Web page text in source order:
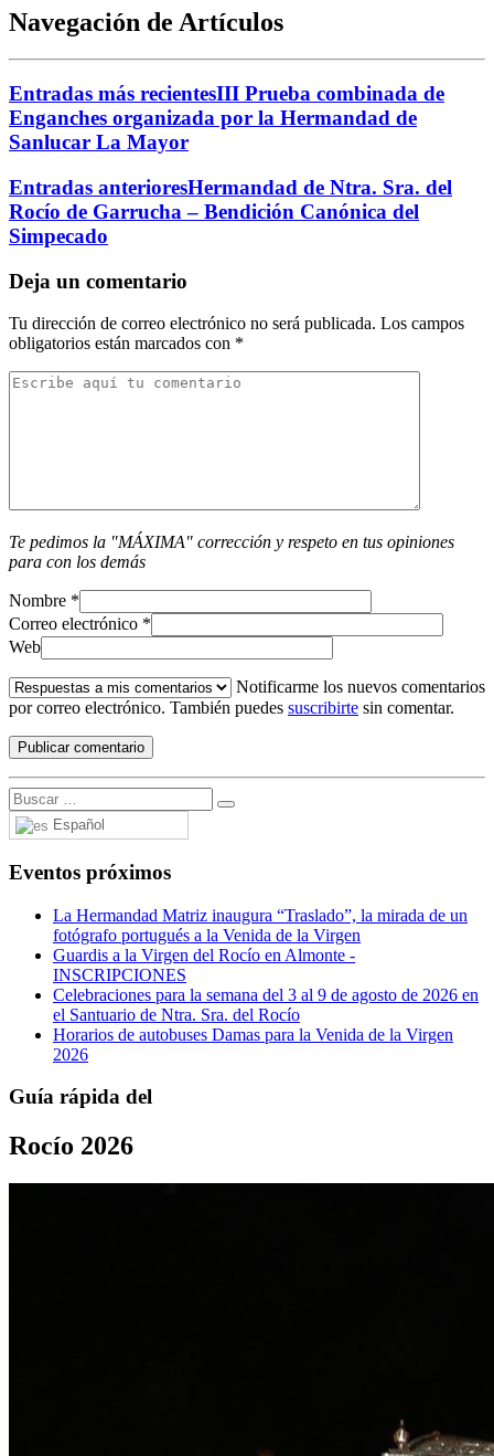
Navegación de Artículos
Entradas más recientesIII Prueba combinada de
Enganches organizada por la Hermandad de
Sanlucar La Mayor
Entradas anterioresHermandad de Ntra. Sra. del
Rocío de Garrucha – Bendición Canónica del
Simpecado
Deja un comentario
Tu dirección de correo electrónico no será publicada. Los campos
obligatorios están marcados con *
Te pedimos la "MÁXIMA" corrección y respeto en tus opiniones
para con los demás
Nombre *
Correo electrónico *
Web
Notificarme los nuevos comentarios
por correo electrónico. También puedes suscribirte sin comentar.
Español
Eventos próximos
La Hermandad Matriz inaugura “Traslado”, la mirada de un
fotógrafo portugués a la Venida de la Virgen
Guardis a la Virgen del Rocío en Almonte -
INSCRIPCIONES
Celebraciones para la semana del 3 al 9 de agosto de 2026 en
el Santuario de Ntra. Sra. del Rocío
Horarios de autobuses Damas para la Venida de la Virgen
2026
Guía rápida del
Rocío 2026